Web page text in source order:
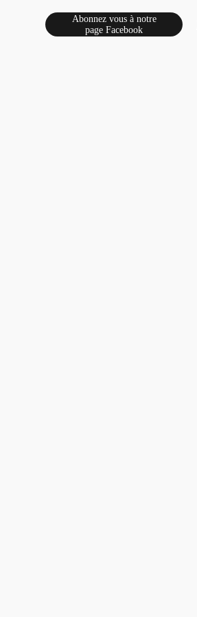
Abonnez vous à notre
page Facebook